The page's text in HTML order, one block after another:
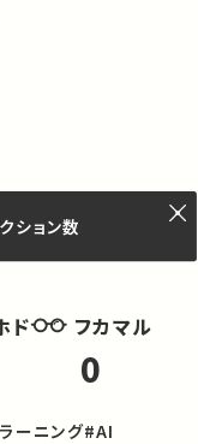
ション数
ド フカマル
0
ーニング#AI